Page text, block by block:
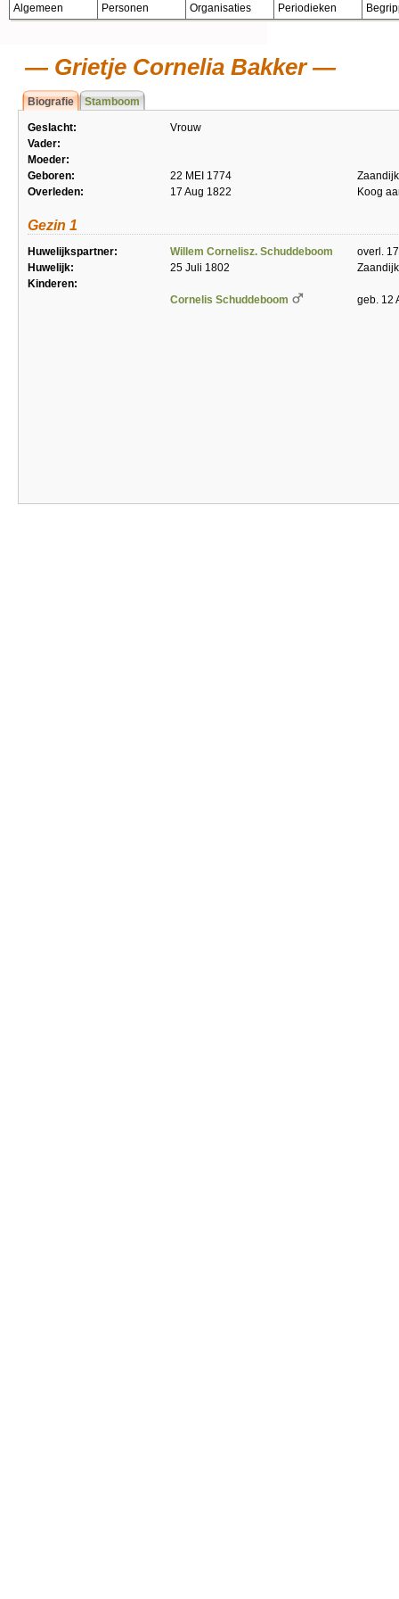
Algemeen Personen Organisaties Periodieken
Grietje Cornelia Bakker
Biografie Stamboom
Geslacht:
Vrouw
Vader:
Moeder:
Geboren:
22 MEI 1774
Zaandijk
Overleden:
17 Aug 1822 Koog
Gezin 1
Huwelijkspartner: Willem Cornelisz. Schuddeboom
overl.
Huwelijk:
25 Juli 1802
Zaandijk
Kinderen:
Cornelis Schuddeboom
geb. 12